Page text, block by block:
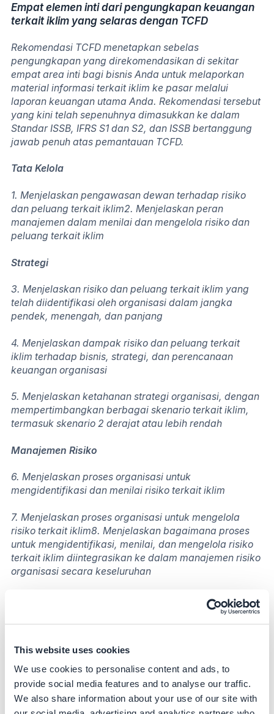
This website uses cookies
We use cookies to personalise content and ads, to
provide social media features and to analyse our traffic.
We also share information about your use of our site with
Empat elemen inti dari pengungkapan keuangan
terkait iklim yang selaras dengan TCFD
Rekomendasi TCFD menetapkan sebelas
pengungkapan yang direkomendasikan di sekitar
empat area inti bagi bisnis Anda untuk melaporkan
material informasi terkait iklim ke pasar melalui
laporan keuangan utama Anda. Rekomendasi tersebut
yang kini telah sepenuhnya dimasukkan ke dalam
Standar ISSB, IFRS S1 dan S2, dan ISSB bertanggung
jawab penuh atas pemantauan TCFD.
Tata Kelola
1. Menjelaskan pengawasan dewan terhadap risiko
dan peluang terkait iklim2. Menjelaskan peran
manajemen dalam menilai dan mengelola risiko dan
peluang terkait iklim
Strategi
3. Menjelaskan risiko dan peluang terkait iklim yang
telah diidentifikasi oleh organisasi dalam jangka
pendek, menengah, dan panjang
4. Menjelaskan dampak risiko dan peluang terkait
iklim terhadap bisnis, strategi, dan perencanaan
keuangan organisasi
5. Menjelaskan ketahanan strategi organisasi, dengan
mempertimbangkan berbagai skenario terkait iklim,
termasuk skenario 2 derajat atau lebih rendah
Manajemen Risiko
6. Menjelaskan proses organisasi untuk
mengidentifikasi dan menilai risiko terkait iklim
7. Menjelaskan proses organisasi untuk mengelola
risiko terkait iklim8. Menjelaskan bagaimana proses
untuk mengidentifikasi, menilai, dan mengelola risiko
terkait iklim diintegrasikan ke dalam manajemen risiko
organisasi secara keseluruhan
9. Mengungkapkan metrik yang digunakan oleh
iklim yang sejalan dengan strategi dan proses
manajemen risiko
10. Mengungkapkan emisi gas rumah kaca Scope 1,
Scope 2, dan, jika sesuai, Scope 3 dan risiko terkait